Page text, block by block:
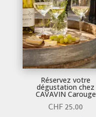
Réservez votre
dégustation chez
CAVAVIN Carouge
CHF25.00